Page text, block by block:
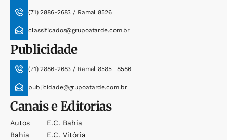
(71) 2886-2683 / Ramal 8526
classificados@grupoatarde.com.br
Publicidade
(71) 2886-2683 / Ramal 8585 | 8586
publicidade@grupoatarde.com.br
Canais e Editorias
Autos
Bahia
E.c. Bahia
E.c. Vitória